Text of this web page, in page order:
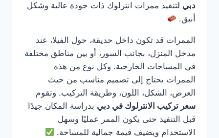
دبي لتنفيذ ممرات انترلوك ذات جودة عالية وشكل
أنيق.
الممرات قد تكون داخل حديقة، حول الفيلا، عند
مدخل المنزل، بجانب السور، أو بين مناطق مختلفة
في المساحات الخارجية. وكل نوع من هذه
الممرات يحتاج إلى تصميم مناسب من حيث
العرض، الشكل، اللون، وطريقة التركيب. وتقوم
سعر تركيب الانترلوك في دبي بدراسة المكان جيدًا
قبل التنفيذ حتى يكون الممر عمليًا وسهل
الاستخدام ويضيف قيمة جمالية للمساحة.